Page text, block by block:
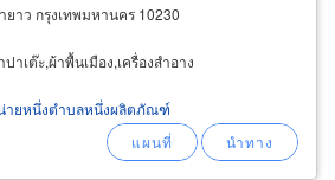
าว กรุงเทพมหานคร 10230
เต๊ะ,ผ้าพื้นเมือง,เครื่องสำอาง
ายหนึ่งตำบลหนึ่งผลิตภัณฑ์